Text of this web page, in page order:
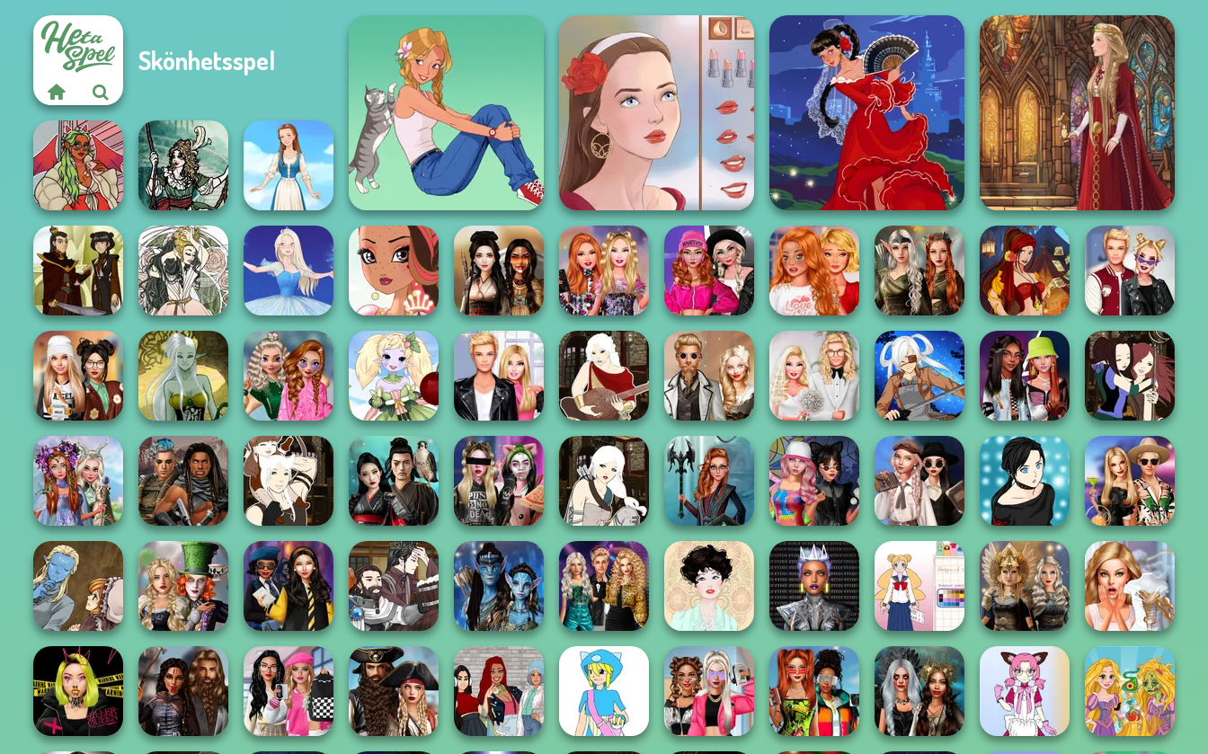
Skönhetsspel
A Girl And Her Pet Portrait Maker Flamenco Dancer Medieval Doll
https://www.dolldivine.com/mei...
Moonlit
Masquerade
Folklore Fashion
Firebender Zuko Forest Fae Ice Ballerina Fairy Tale High Battle Maidens
Bestie Birthday
Surprise
Fashion Wars
Monochrome Vs
Rai...
Bestie To The
Rescue Breakup
P...
Elven Kingdom
Forest Of
Wonder...
Fantasy Fortune
Teller
Kiss, Marry, Hate
Challenge
Dress To Impress
Back To Schoo...
Dark Mage
Creator
School
Popularity
Challenge
Anime Fairy
Creator
Roomies Blind
Date
Manga Creator -
Fantasy World...
Steampunk
Wedding
Babs' Spring
Wedding
SNK Cosplayer
Fashionistas'
Faceoff
Manga Creator -
Fantasy World...
Princesses
Fantasy
Makeover
Cyberpunk
Guardians
Manga Creator -
Fantasy World...
Samurai Spirit
Legacy of Honor
Billie's Weekly
Planner
Manga Creator -
Fantasy World...
Centaur
Princesses
Spin The Bottle
Style Exchange...
Wednesday's
Breakup
Handbook
Manga Creator -
Rebels Page 2
BFFs' Birthday
Bash For Babs
Manga Creator
World Of
Fantasy...
Alice and
Friends:
Enchanted W...
Hogwarts
Princesses
Manga Creator
World Of
Fantasy...
Avatar Na'vi
Warriors Saga
Party Crashers
Ex-Boyfriend
Ed...
Belle Époque
Cyber Chic
Makeover
Queens
School Girl Dress
Up V3
Norse
Goddesses
Bridezilla: Prank
The Bride